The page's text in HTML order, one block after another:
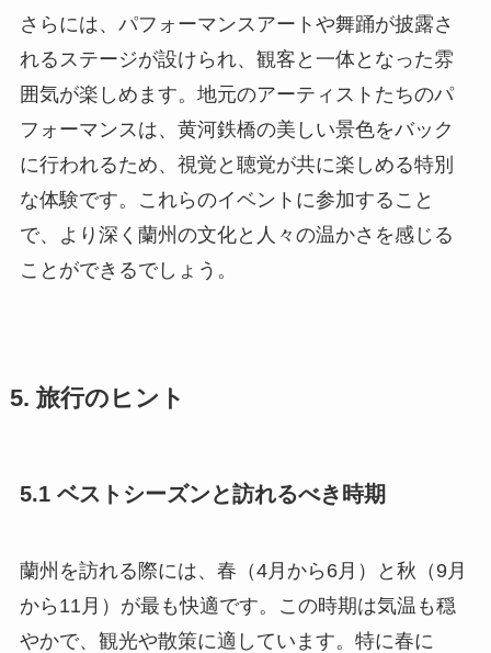
さらには、パフォーマンスアートや舞踊が披露さ
れるステージが設けられ、観客と一体となった雰
囲気が楽しめます。地元のアーティストたちのパ
フォーマンスは、黄河鉄橋の美しい景色をバック
に行われるため、視覚と聴覚が共に楽しめる特別
な体験です。これらのイベントに参加すること
で、より深く蘭州の文化と人々の温かさを感じる
ことができるでしょう。
5. 旅行のヒント
5.1 ベストシーズンと訪れるべき時期
蘭州を訪れる際には、春（4月から6月）と秋（9月
から11月）が最も快適です。この時期は気温も穏
やかで、観光や散策に適しています。特に春に